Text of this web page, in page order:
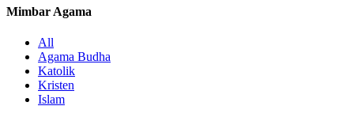
Mimbar Agama
All
Agama Budha
Katolik
Kristen
Islam